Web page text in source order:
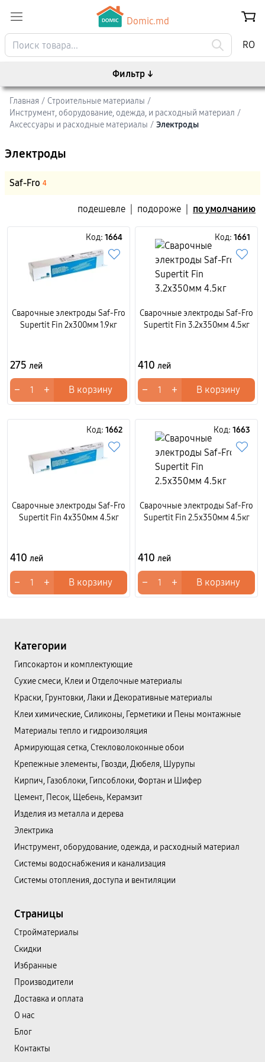
Domic.md
RO
Главная / Строительные материалы /
Инструмент, оборудование, одежда, и расходный материал /
Аксессуары и расходные материалы / Электроды
Электроды
Saf-Fro 4
подешевле подороже по умолчанию
Код: 1664
Сварочные электроды Saf-Fro
Supertit Fin 2x300мм 1.9кг
275 лей
− + В корзину
Код: 1661
Сварочные электроды Saf-Fro
Supertit Fin 3.2x350мм 4.5кг
410 лей
− + В корзину
Код: 1662
Сварочные электроды Saf-Fro
Supertit Fin 4x350мм 4.5кг
410 лей
− + В корзину
Код: 1663
Сварочные электроды Saf-Fro
Supertit Fin 2.5x350мм 4.5кг
410 лей
− + В корзину
Фильтр ↓
Категории
Гипсокартон и комплектующие
Сухие смеси, Клеи и Отделочные материалы
Краски, Грунтовки, Лаки и Декоративные материалы
Клеи химические, Силиконы, Герметики и Пены монтажные
Материалы тепло и гидроизоляция
Армирующая сетка, Стекловолоконные обои
Крепежные элементы, Гвозди, Дюбеля, Шурупы
Кирпич, Газоблоки, Гипсоблоки, Фортан и Шифер
Цемент, Песок, Щебень, Керамзит
Изделия из металла и дерева
Электрика
Инструмент, оборудование, одежда, и расходный материал
Системы водоснабжения и канализация
Системы отопления, доступа и вентиляции
Страницы
Cтройматериалы
Скидки
Избранные
Производители
Доставка и оплата
О нас
Блог
Контакты